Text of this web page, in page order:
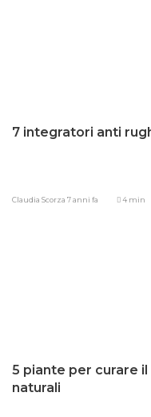
7 integratori anti
Claudia Scorza 7 anni fa 4 min
5 piante per curare
naturali